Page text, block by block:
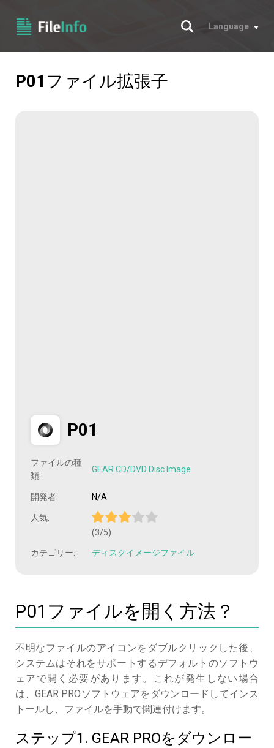
サーチ
Language
P01 ファイル拡張子
P01
ファイルの種
類:
GEAR CD/DVD Disc Image
開発者: N/A
人気:
(3/5)
カテゴリー: ディスクイメージファイル
P01ファイルを開く方法？
不明なファイルのアイコンをダブルクリックした後、
システムはそれをサポートするデフォルトのソフトウ
ェアで開く必要があります。これが発生しない場合
は、GEAR PROソフトウェアをダウンロードしてインス
トールし、ファイルを手動で関連付けます。
ステップ1. GEAR PROをダウンロー